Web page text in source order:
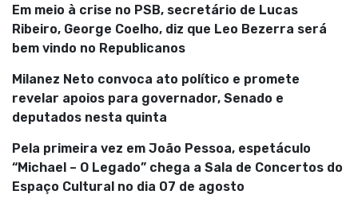
Em meio à crise no PSB, secretário de Lucas
Ribeiro, George Coelho, diz que Leo Bezerra será
bem vindo no Republicanos
Milanez Neto convoca ato político e promete
revelar apoios para governador, Senado e
deputados nesta quinta
Pela primeira vez em João Pessoa, espetáculo
“Michael – O Legado” chega a Sala de Concertos do
Espaço Cultural no dia 07 de agosto